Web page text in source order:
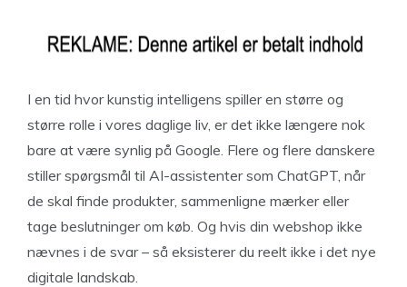
I en tid hvor kunstig intelligens spiller en større og
større rolle i vores daglige liv, er det ikke længere nok
bare at være synlig på Google. Flere og flere danskere
stiller spørgsmål til AI-assistenter som ChatGPT, når
de skal finde produkter, sammenligne mærker eller
tage beslutninger om køb. Og hvis din webshop ikke
nævnes i de svar – så eksisterer du reelt ikke i det nye
digitale landskab.